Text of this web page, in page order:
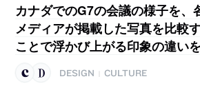
カナダでのG7の会議の様子を、
メディアが掲載した写真を比較
ことで浮かび上がる印象の違い
DESIGN CULTURE